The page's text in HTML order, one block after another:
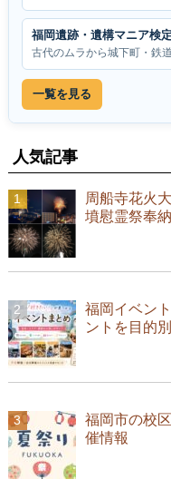
福岡遺跡・遺構マニア検定
古代のムラから城下町・鉄
一覧を見る
人気記事
周船寺花火
墳慰霊祭奉
福岡イベン
ントを目的
福岡市の校
催情報